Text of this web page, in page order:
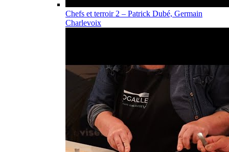
Chefs et terroir 2 – Patrick Dubé, Germain
Charlevoix